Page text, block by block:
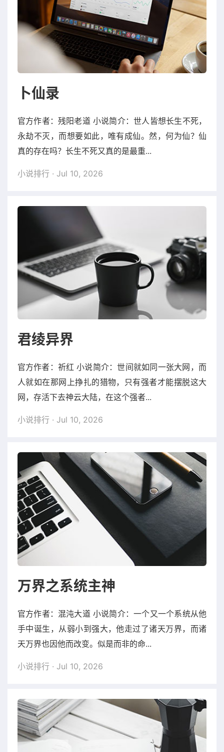
卜仙录
官方作者：残阳老道 小说简介：世人皆想长生不死，
永劫不灭，而想要如此，唯有成仙。然，何为仙？仙
真的存在吗？长生不死又真的是最重...
小说排行 · Jul 10, 2026
君绫异界
官方作者：祈红 小说简介：世间就如同一张大网，而
人就如在那网上挣扎的猎物，只有强者才能摆脱这大
网，存活下去神云大陆，在这个强者...
小说排行 · Jul 10, 2026
万界之系统主神
官方作者：混沌大道 小说简介：一个又一个系统从他
手中诞生，从弱小到强大，他走过了诸天万界，而诸
天万界也因他而改变。似是而非的命...
小说排行 · Jul 10, 2026